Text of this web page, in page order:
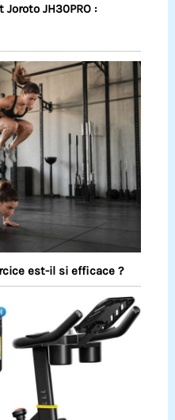
JH30PRO :
est-il si efficace ?